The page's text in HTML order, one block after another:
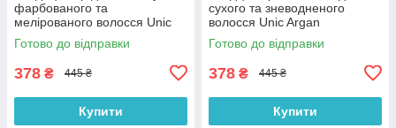
фарбованого та
мелірованого волосся Unic
Color Hyaloronic 500 мл
Готово до відправки
378 ₴ 445 ₴
Купити
сухого та зневодненого
волосся Unic Argan
Hyaluronic Conditioner 500 мл
Готово до відправки
378 ₴ 445 ₴
Купити